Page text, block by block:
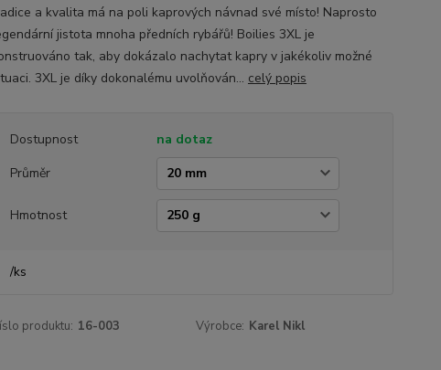
a kvalita má na poli kaprových návnad své místo! Naprosto
jistota mnoha předních rybářů! Boilies 3XL je
tak, aby dokázalo nachytat kapry v jakékoliv možné
3XL je díky dokonalému uvolňován... celý popis
Dostupnost
na dotaz
Průměr
Hmotnost
/ks
produktu: 16-003 Výrobce: Karel Nikl